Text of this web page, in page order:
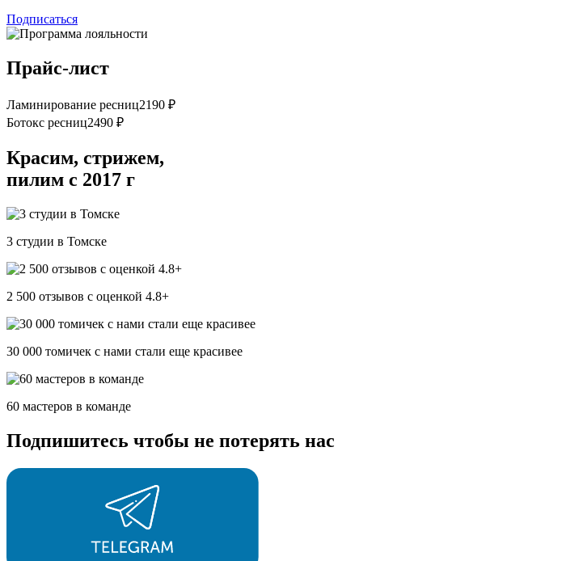
Подписаться
Прайс-лист
Ламинирование ресниц2190 ₽
Ботокс ресниц2490 ₽
Красим, стрижем,
пилим с 2017 г
3 студии в Томске
2 500 отзывов c оценкой 4.8+
30 000 томичек с нами стали еще красивее
60 мастеров в команде
Подпишитесь чтобы не потерять нас